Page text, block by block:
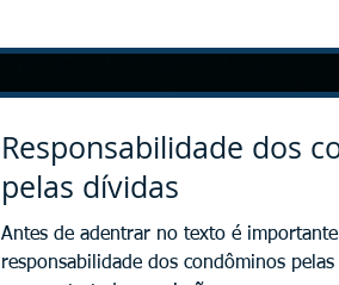
Responsabilidade dos
pelas dívidas
Antes de adentrar no texto é
responsabilidade dos condôminos